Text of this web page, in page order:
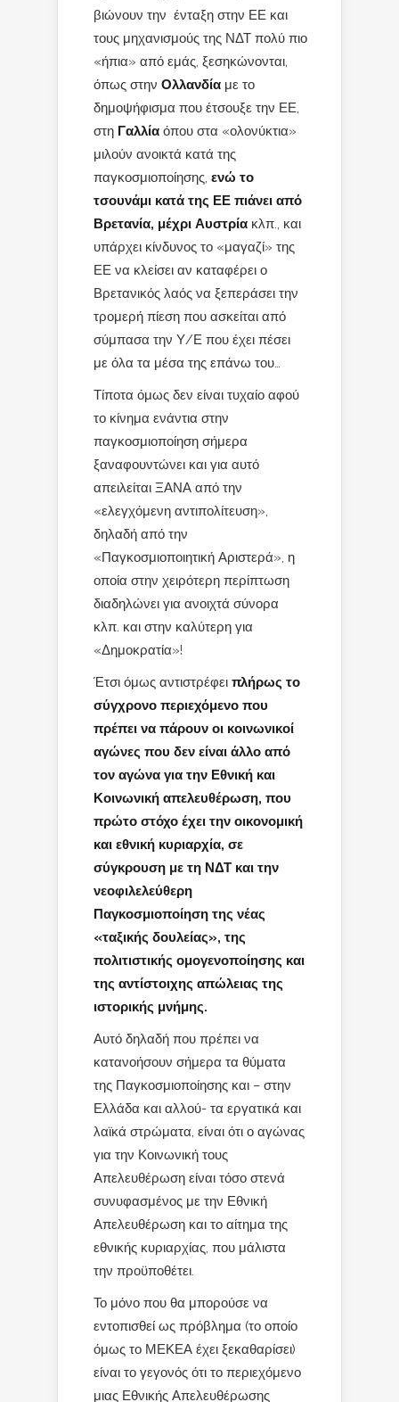
βιώνουν την ένταξη στην ΕΕ και
τους μηχανισμούς της ΝΔΤ πολύ πιο
«ήπια» από εμάς, ξεσηκώνονται,
όπως στην Ολλανδία με το
δημοψήφισμα που έτσουξε την ΕΕ,
στη Γαλλία όπου στα «ολονύκτια»
μιλούν ανοικτά κατά της
παγκοσμιοποίησης, ενώ το
τσουνάμι κατά της ΕΕ πιάνει από
Βρετανία, μέχρι Αυστρία κλπ., και
υπάρχει κίνδυνος το «μαγαζί» της
ΕΕ να κλείσει αν καταφέρει ο
Βρετανικός λαός να ξεπεράσει την
τρομερή πίεση που ασκείται από
σύμπασα την Υ/Ε που έχει πέσει
με όλα τα μέσα της επάνω του…
Τίποτα όμως δεν είναι τυχαίο αφού
το κίνημα ενάντια στην
παγκοσμιοποίηση σήμερα
ξαναφουντώνει και για αυτό
απειλείται ΞΑΝΑ από την
«ελεγχόμενη αντιπολίτευση»,
δηλαδή από την
«Παγκοσμιοποιητική Αριστερά», η
οποία στην χειρότερη περίπτωση
διαδηλώνει για ανοιχτά σύνορα
κλπ. και στην καλύτερη για
«Δημοκρατία»!
Έτσι όμως αντιστρέφει πλήρως το
σύγχρονο περιεχόμενο που
πρέπει να πάρουν οι κοινωνικοί
αγώνες που δεν είναι άλλο από
τον αγώνα για την Εθνική και
Κοινωνική απελευθέρωση, που
πρώτο στόχο έχει την οικονομική
και εθνική κυριαρχία, σε
σύγκρουση με τη ΝΔΤ και την
νεοφιλελεύθερη
Παγκοσμιοποίηση της νέας
«ταξικής δουλείας», της
πολιτιστικής ομογενοποίησης και
της αντίστοιχης απώλειας της
ιστορικής μνήμης.
Αυτό δηλαδή που πρέπει να
κατανοήσουν σήμερα τα θύματα
της Παγκοσμιοποίησης και – στην
Ελλάδα και αλλού- τα εργατικά και
λαϊκά στρώματα, είναι ότι ο αγώνας
για την Κοινωνική τους
Απελευθέρωση είναι τόσο στενά
συνυφασμένος με την Εθνική
Απελευθέρωση και το αίτημα της
εθνικής κυριαρχίας, που μάλιστα
την προϋποθέτει.
Το μόνο που θα μπορούσε να
εντοπισθεί ως πρόβλημα (το οποίο
όμως το ΜΕΚΕΑ έχει ξεκαθαρίσει)
είναι το γεγονός ότι το περιεχόμενο
μιας Εθνικής Απελευθέρωσης